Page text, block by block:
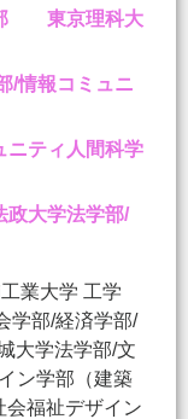
部 東京理科大
/情報コミュニ
ニティ人間科学
大学法学部/
業大学 工学
学部/経済学部/
大学法学部/文
ン学部（建築
会福祉デザイン